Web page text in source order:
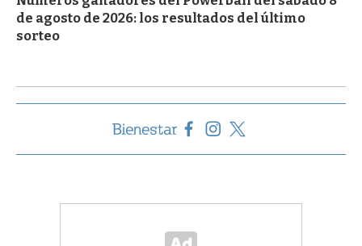
de agosto de 2026: los resultados del último
sorteo